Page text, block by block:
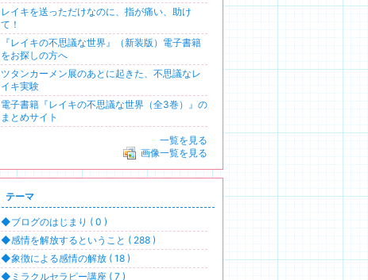
レイキを送っただけなのに、指が痛い、助け
て！
『レイキの不思議な世界』（新装版）電子書籍
をお探しの方へ
ツタンカーメン展のあとに起きた、不思議なレ
イキ実験
電子書籍『レイキの不思議な世界（全3巻）』の
まとめサイト
一覧を見る
画像一覧を見る
テーマ
◆ブログのはじまり ( 0 )
◆感情を解放するということ ( 288 )
◆象徴による感情の解放 ( 18 )
◆ミラクルセラピー講座 ( 7 )